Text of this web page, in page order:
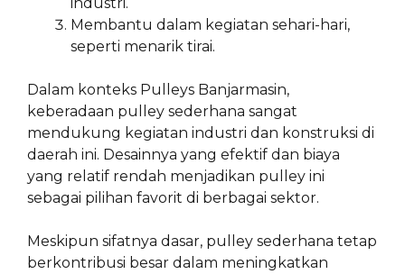
Membantu dalam kegiatan sehari-hari,
seperti menarik tirai.
Dalam konteks Pulleys Banjarmasin,
keberadaan pulley sederhana sangat
mendukung kegiatan industri dan konstruksi di
daerah ini. Desainnya yang efektif dan biaya
yang relatif rendah menjadikan pulley ini
sebagai pilihan favorit di berbagai sektor.
Meskipun sifatnya dasar, pulley sederhana tetap
berkontribusi besar dalam meningkatkan